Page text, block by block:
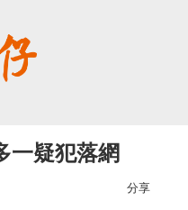
一疑犯落網
分享